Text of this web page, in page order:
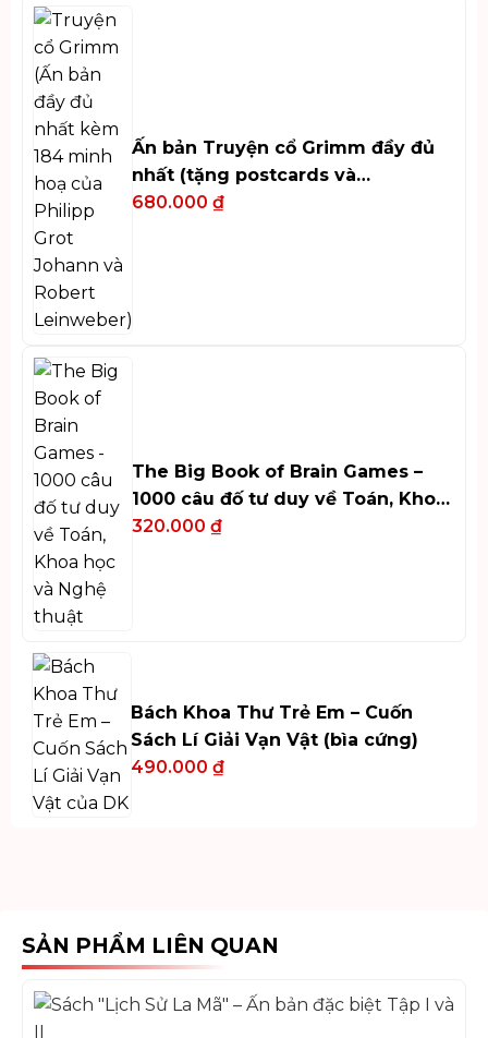
Ấn bản Truyện cổ Grimm đầy đủ
nhất (tặng postcards và
bookmark)
680.000 ₫
The Big Book of Brain Games –
1000 câu đố tư duy về Toán, Khoa
học và Nghệ thuật
320.000 ₫
Bách Khoa Thư Trẻ Em – Cuốn
Sách Lí Giải Vạn Vật (bìa cứng)
490.000 ₫
SẢN PHẨM LIÊN QUAN